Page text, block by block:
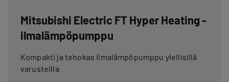
Mitsubishi Electric FT Hyper Heating -
ilmalämpöpumppu
Kompakti ja tehokas ilmalämpöpumppu ylellisillä
varusteilla